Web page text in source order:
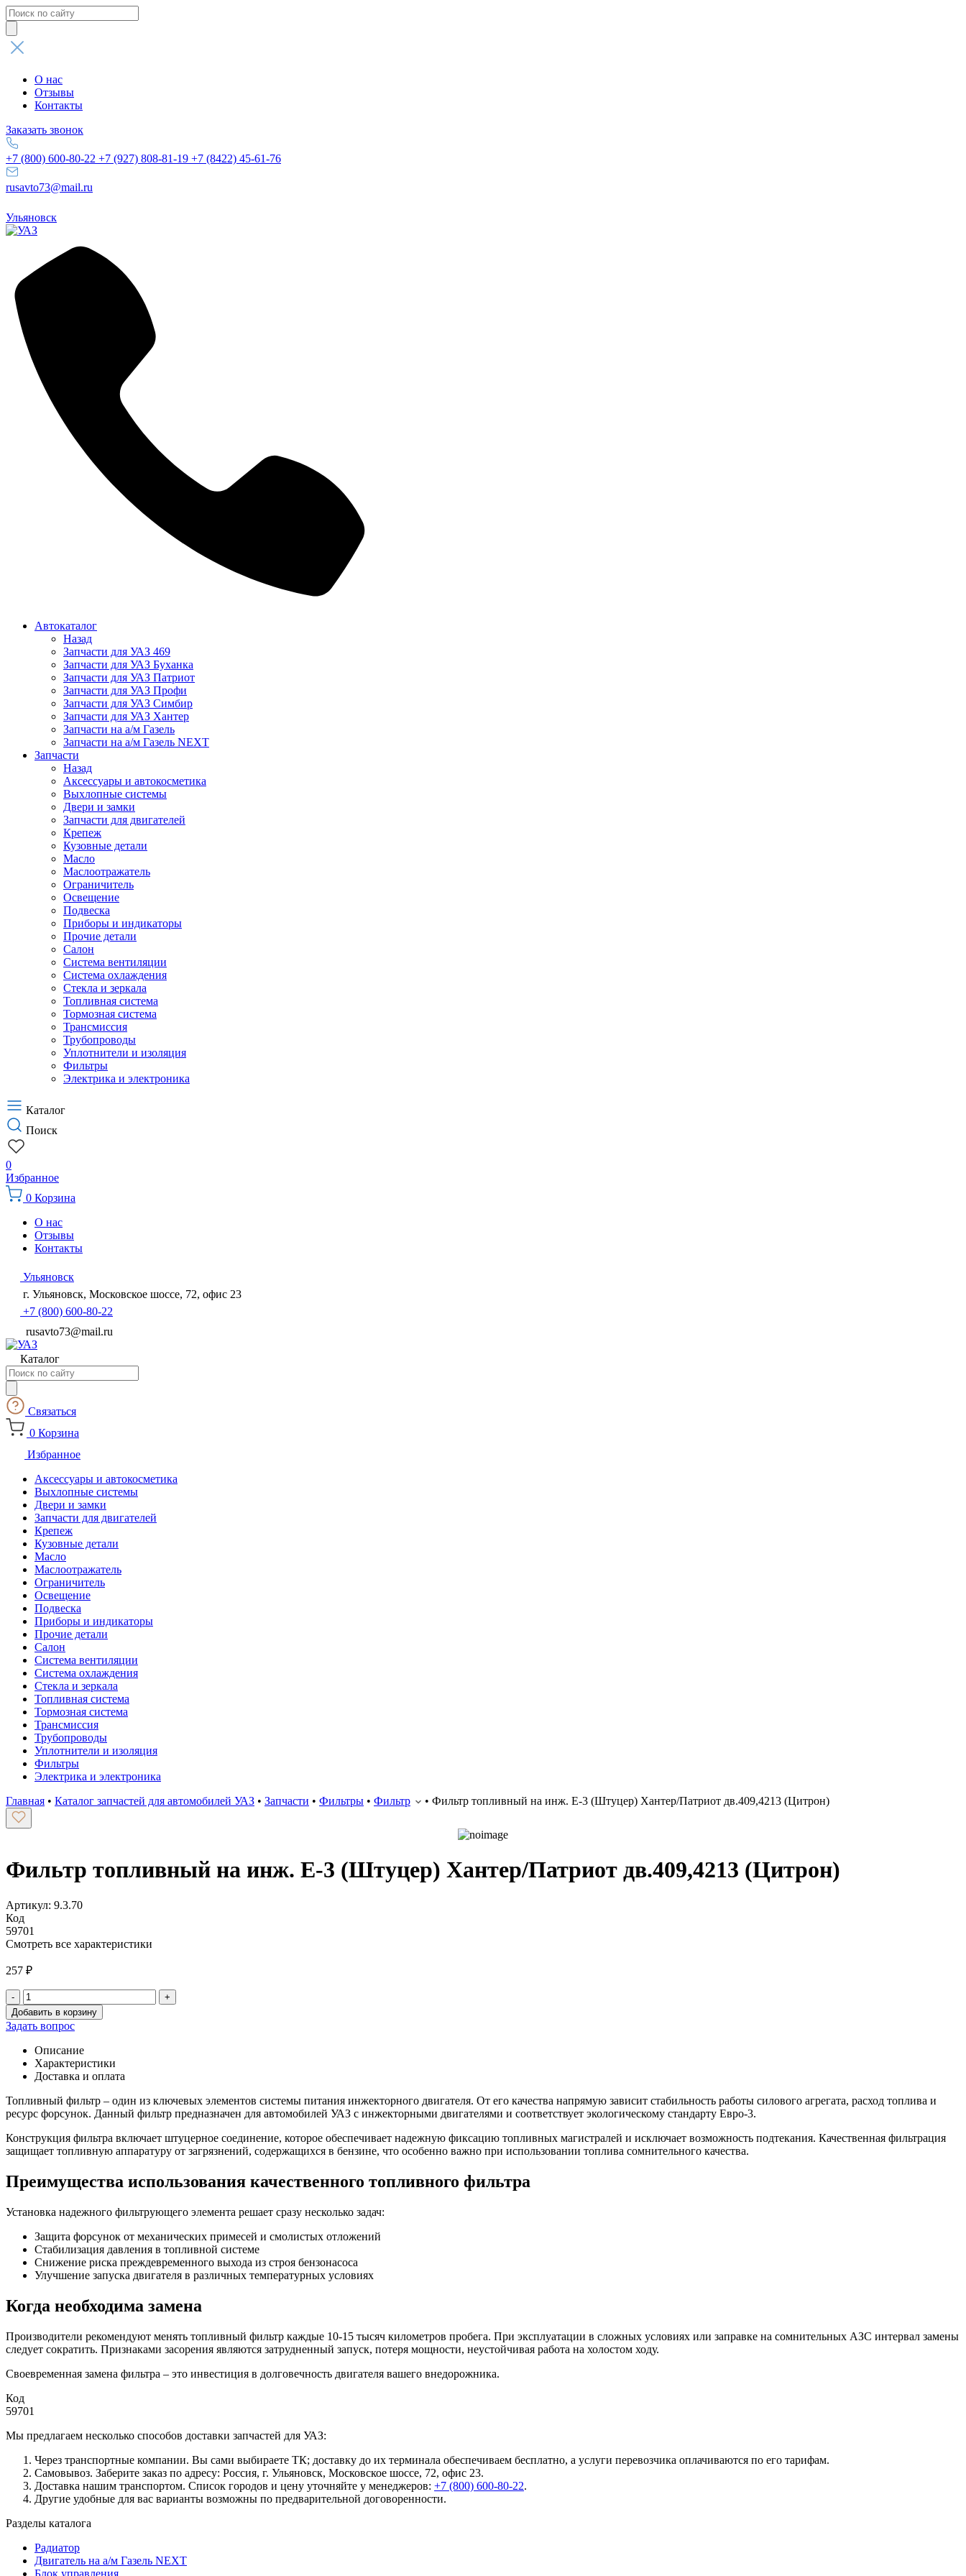
Поиск
товаров
О нас
Отзывы
Контакты
Заказать звонок
+7 (800) 600-80-22 +7 (927) 808-81-19 +7 (8422) 45-61-76
rusavto73@mail.ru
Ульяновск
Автокаталог
Назад
Запчасти для УАЗ 469
Запчасти для УАЗ Буханка
Запчасти для УАЗ Патриот
Запчасти для УАЗ Профи
Запчасти для УАЗ Симбир
Запчасти для УАЗ Хантер
Запчасти на а/м Газель
Запчасти на а/м Газель NEXT
Запчасти
Назад
Аксессуары и автокосметика
Выхлопные системы
Двери и замки
Запчасти для двигателей
Крепеж
Кузовные детали
Масло
Маслоотражатель
Ограничитель
Освещение
Подвеска
Приборы и индикаторы
Прочие детали
Салон
Система вентиляции
Система охлаждения
Стекла и зеркала
Топливная система
Тормозная система
Трансмиссия
Трубопроводы
Уплотнители и изоляция
Фильтры
Электрика и электроника
Каталог
Поиск
0
Избранное
0 Корзина
О нас
Отзывы
Контакты
Ульяновск
г. Ульяновск, Московское шоссе, 72, офис 23
+7 (800) 600-80-22
rusavto73@mail.ru
Каталог
Поиск
товаров
Связаться
0 Корзина
Избранное
Аксессуары и автокосметика
Выхлопные системы
Двери и замки
Запчасти для двигателей
Крепеж
Кузовные детали
Масло
Маслоотражатель
Ограничитель
Освещение
Подвеска
Приборы и индикаторы
Прочие детали
Салон
Система вентиляции
Система охлаждения
Стекла и зеркала
Топливная система
Тормозная система
Трансмиссия
Трубопроводы
Уплотнители и изоляция
Фильтры
Электрика и электроника
Главная • Каталог запчастей для автомобилей УАЗ • Запчасти • Фильтры • Фильтр • Фильтр топливный на инж. Е-3 (Штуцер) Хантер/Патриот дв.409,4213 (Цитрон)
Фильтр топливный на инж. Е-3 (Штуцер) Хантер/Патриот дв.409,4213 (Цитрон)
Артикул: 9.3.70
Код
59701
Смотреть все характеристики
257 ₽
- +
Количество
товара
Фильтр
топливный
инж.
(Штуцер)
Хантер/
дв.409,4213
(Цитрон)
Добавить в корзину
Задать вопрос
Описание
Характеристики
Доставка и оплата
Топливный фильтр – один из ключевых элементов системы питания инжекторного двигателя. От его качества напрямую зависит стабильность работы силового агрегата, расход топлива и
ресурс форсунок. Данный фильтр предназначен для автомобилей УАЗ с инжекторными двигателями и соответствует экологическому стандарту Евро-3.
Конструкция фильтра включает штуцерное соединение, которое обеспечивает надежную фиксацию топливных магистралей и исключает возможность подтекания. Качественная фильтрация
защищает топливную аппаратуру от загрязнений, содержащихся в бензине, что особенно важно при использовании топлива сомнительного качества.
Преимущества использования качественного топливного фильтра
Установка надежного фильтрующего элемента решает сразу несколько задач:
Защита форсунок от механических примесей и смолистых отложений
Стабилизация давления в топливной системе
Снижение риска преждевременного выхода из строя бензонасоса
Улучшение запуска двигателя в различных температурных условиях
Когда необходима замена
Производители рекомендуют менять топливный фильтр каждые 10-15 тысяч километров пробега. При эксплуатации в сложных условиях или заправке на сомнительных АЗС интервал замены
следует сократить. Признаками засорения являются затрудненный запуск, потеря мощности, неустойчивая работа на холостом ходу.
Своевременная замена фильтра – это инвестиция в долговечность двигателя вашего внедорожника.
Код
59701
Мы предлагаем несколько способов доставки запчастей для УАЗ:
Через транспортные компании. Вы сами выбираете ТК; доставку до их терминала обеспечиваем бесплатно, а услуги перевозчика оплачиваются по его тарифам.
Самовывоз. Заберите заказ по адресу: Россия, г. Ульяновск, Московское шоссе, 72, офис 23.
Доставка нашим транспортом. Список городов и цену уточняйте у менеджеров: +7 (800) 600-80-22.
Другие удобные для вас варианты возможны по предварительной договоренности.
Разделы каталога
Радиатор
Двигатель на а/м Газель NEXT
Блок управления